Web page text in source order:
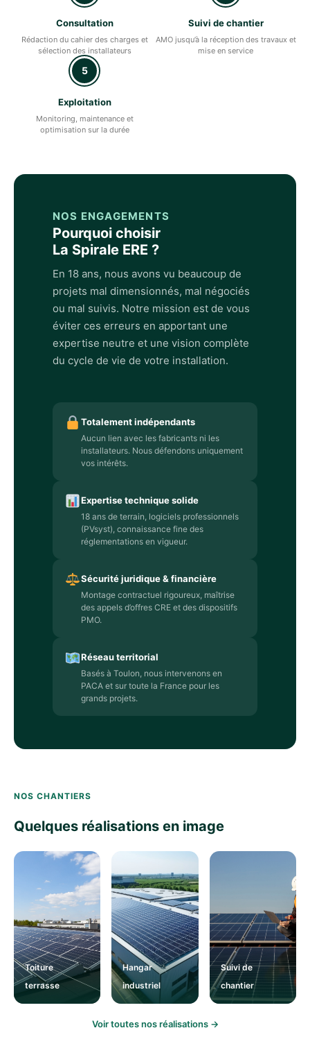
Consultation
Rédaction du cahier des charges et
sélection des installateurs
Suivi de chantier
AMO jusqu’à la réception des travaux et
mise en service
5
Exploitation
Monitoring, maintenance et
optimisation sur la durée
NOS ENGAGEMENTS
Pourquoi choisir
La Spirale ERE ?
En 18 ans, nous avons vu beaucoup de
projets mal dimensionnés, mal négociés
ou mal suivis. Notre mission est de vous
éviter ces erreurs en apportant une
expertise neutre et une vision complète
du cycle de vie de votre installation.
Totalement indépendants
Aucun lien avec les fabricants ni les
installateurs. Nous défendons uniquement
vos intérêts.
Expertise technique solide
18 ans de terrain, logiciels professionnels
(PVsyst), connaissance fine des
réglementations en vigueur.
Sécurité juridique & financière
Montage contractuel rigoureux, maîtrise
des appels d’offres CRE et des dispositifs
PMO.
Réseau territorial
Basés à Toulon, nous intervenons en
PACA et sur toute la France pour les
grands projets.
NOS CHANTIERS
Quelques réalisations en image
Toiture
terrasse
Hangar
industriel
Suivi de
chantier
Voir toutes nos réalisations →